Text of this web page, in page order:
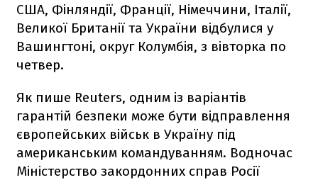
США, Фінляндії, Франції, Німеччини, Італії,
Великої Британії та України відбулися у
Вашингтоні, округ Колумбія, з вівторка по
четвер.
Як пише Reuters, одним із варіантів
гарантій безпеки може бути відправлення
європейських військ в Україну під
американським командуванням. Водночас
Міністерство закордонних справ Росії